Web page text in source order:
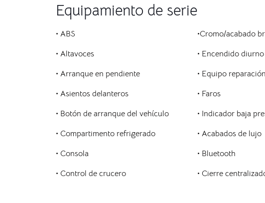
Equipamiento de serie
• ABS
• Altavoces
• Arranque en pendiente
• Asientos delanteros
• Botón de arranque del vehículo
• Compartimento refrigerado
• Consola
• Control de crucero
•Cromo/acabado
• Encendido
• Equipo
• Faros
• Indicador baja
• Acabados de lujo
• Bluetooth
• Cierre